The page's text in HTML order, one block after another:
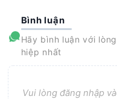
Bình luận
Hãy bình luận với
hiệp nhất
Vui lòng đăng nhập